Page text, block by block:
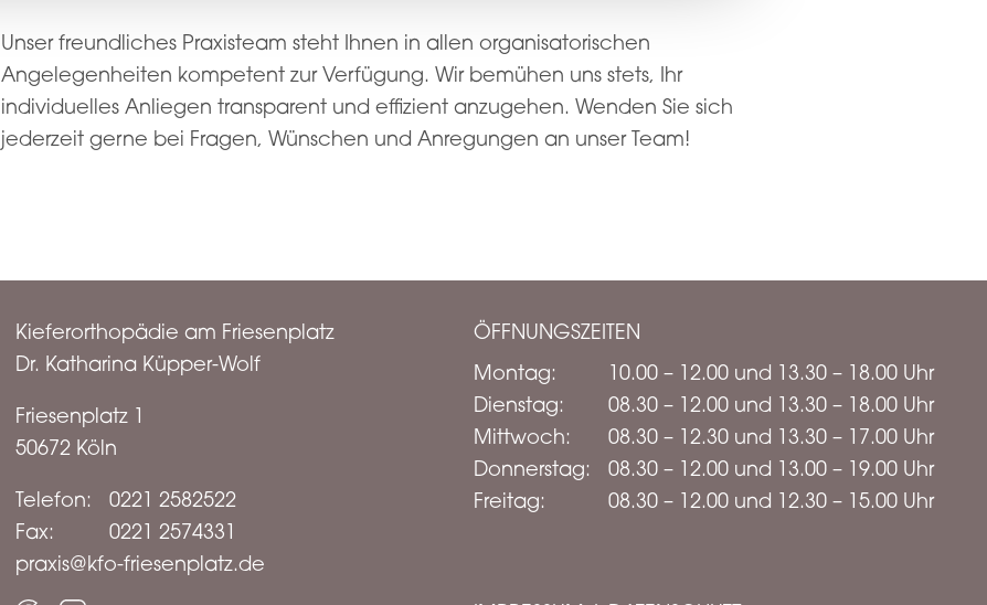
Unser freundliches Praxisteam steht Ihnen in allen organisatorischen
Angelegenheiten kompetent zur Verfügung. Wir bemühen uns stets, Ihr
individuelles Anliegen transparent und effizient anzugehen. Wenden Sie sich
jederzeit gerne bei Fragen, Wünschen und Anregungen an unser Team!
Kieferorthopädie am Friesenplatz
Dr. Katharina Küpper-Wolf
Friesenplatz 1
50672 Köln
Telefon:
0221 2582522
Fax:
0221 2574331
praxis@kfo-friesenplatz.de
ÖFFNUNGSZEITEN
Montag:
10.00 – 12.00 und 13.30 – 18.00 Uhr
Dienstag:
08.30 – 12.00 und 13.30 – 18.00 Uhr
Mittwoch:
08.30 – 12.30 und 13.30 – 17.00 Uhr
Donnerstag:
08.30 – 12.00 und 13.00 – 19.00 Uhr
Freitag:
08.30 – 12.00 und 12.30 – 15.00 Uhr